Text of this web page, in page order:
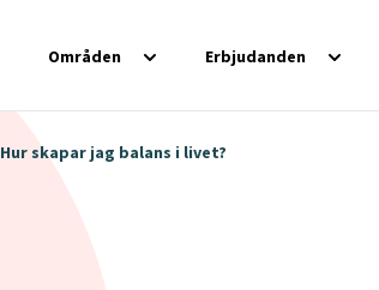
Områden Erbjudanden
Hur skapar jag balans i livet?